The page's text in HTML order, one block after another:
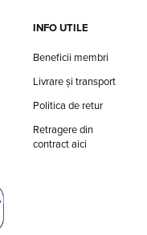
INFO UTILE
Beneficii membri
Livrare și transport
Politica de retur
Retragere din
contract aici